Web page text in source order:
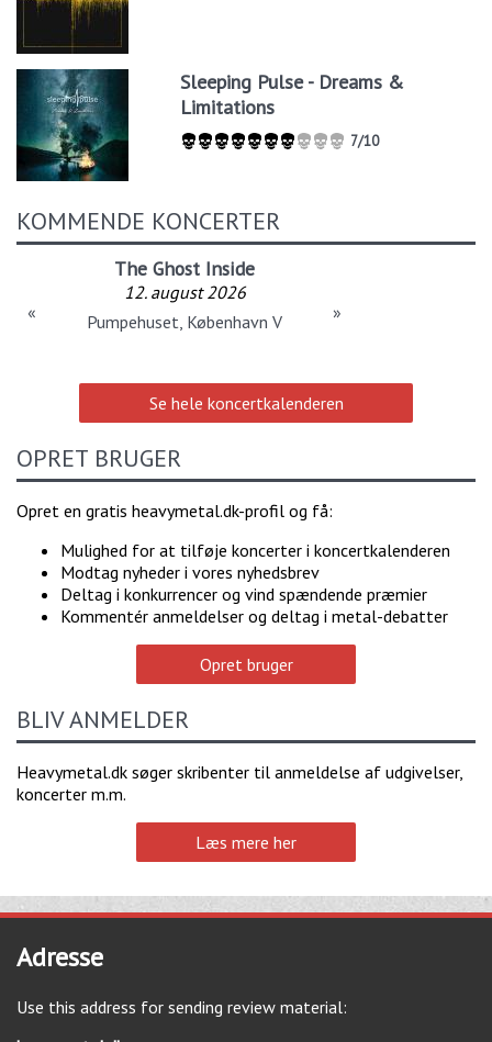
Sleeping Pulse - Dreams &
Limitations
7/10
KOMMENDE KONCERTER
The Ghost Inside
12. august 2026
Pumpehuset, København V
« »
Se hele koncertkalenderen
OPRET BRUGER
Opret en gratis heavymetal.dk-profil og få:
Mulighed for at tilføje koncerter i koncertkalenderen
Modtag nyheder i vores nyhedsbrev
Deltag i konkurrencer og vind spændende præmier
Kommentér anmeldelser og deltag i metal-debatter
Opret bruger
BLIV ANMELDER
Heavymetal.dk søger skribenter til anmeldelse af udgivelser,
koncerter m.m.
Læs mere her
Adresse
Use this address for sending review material: